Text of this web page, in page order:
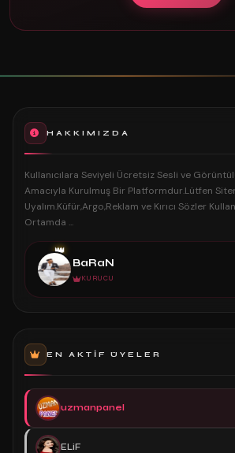
HAKKIMIZDA
Kullanıcılara Seviyeli Ücretsiz Sesli ve
Amacıyla Kurulmuş Bir Platformdur.Lütfen
Uyalım.Küfür,Argo,Reklam ve Kırıcı Sözler
Ortamda ...
👑
BaRaN
KURUCU
EN AKTIF ÜYELER
uzmanpanel
ELiF